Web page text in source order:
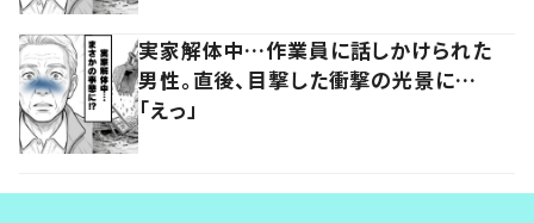
実家解体中…作業員に話しかけられた
男性。直後、目撃した衝撃の光景に…
「えっ」